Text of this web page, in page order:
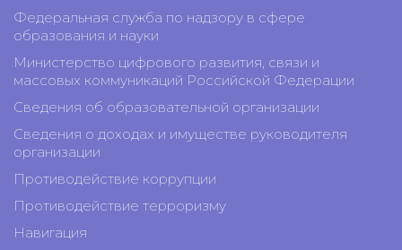
Федеральная служба по надзору в сфере
образования и науки
Министерство цифрового развития, связи и
массовых коммуникаций Российской Федерации
Сведения об образовательной организации
Сведения о доходах и имуществе руководителя
организации
Противодействие коррупции
Противодействие терроризму
Навигация